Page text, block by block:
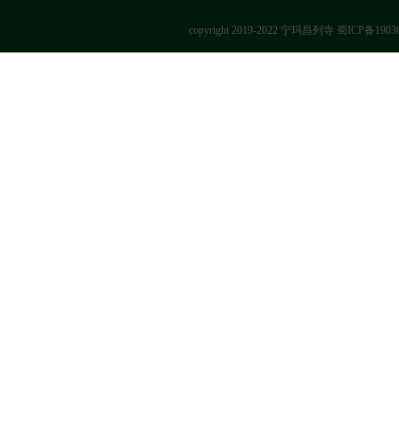
copyright 2019-2022 宁玛昌列寺 蜀ICP备